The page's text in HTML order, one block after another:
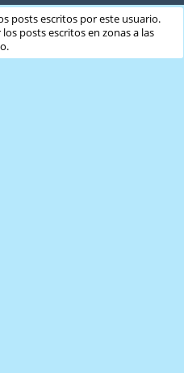
posts escritos por este usuario.
posts escritos en zonas a las